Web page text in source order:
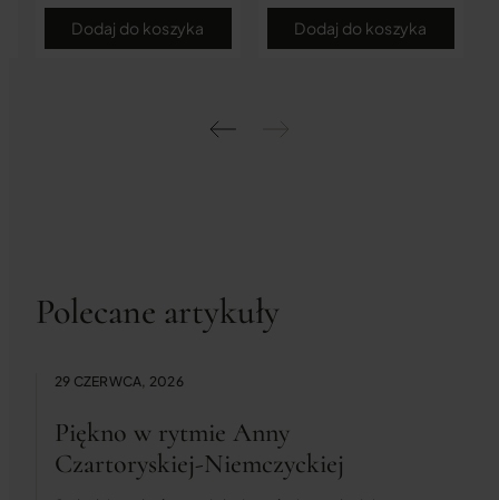
Dodaj do koszyka Dodaj do koszyka
Polecane artykuły
29 CZERWCA, 2026
Piękno w rytmie Anny
Czartoryskiej-Niemczyckiej